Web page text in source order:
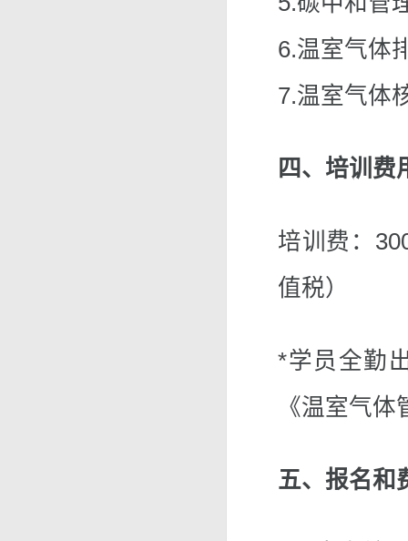
6.温室气体
7.温室气体
四、培训费
培训费：
值税）
*学员全勤
《温室气
五、报名和